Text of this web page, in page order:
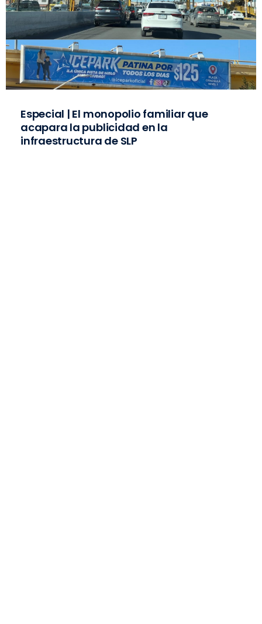
Especial | El monopolio familiar que
acapara la publicidad en la
infraestructura de SLP